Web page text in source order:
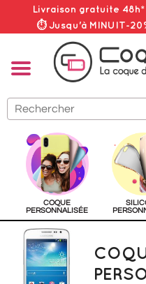
Livraison gratuite 48h*
⏱ Jusqu'à MINUIT-
COQUE
PERSONNALISÉE